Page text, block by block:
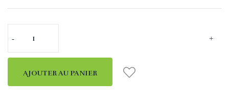
AJOUTER AU PANIER